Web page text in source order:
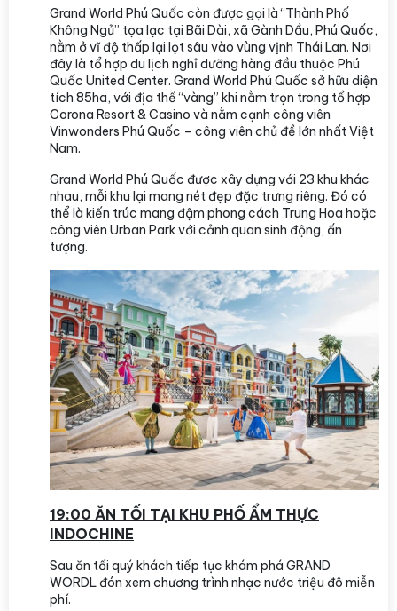
Grand World Phú Quốc còn được gọi là “Thành Phố
Không Ngủ” tọa lạc tại Bãi Dài, xã Gành Dầu, Phú Quốc,
nằm ở vĩ độ thấp lại lọt sâu vào vùng vịnh Thái Lan. Nơi
đây là tổ hợp du lịch nghỉ dưỡng hàng đầu thuộc Phú
Quốc United Center. Grand World Phú Quốc sở hữu diện
tích 85ha, với địa thế “vàng” khi nằm trọn trong tổ hợp
Corona Resort & Casino và nằm cạnh công viên
Vinwonders Phú Quốc – công viên chủ đề lớn nhất Việt
Nam.
Grand World Phú Quốc được xây dựng với 23 khu khác
nhau, mỗi khu lại mang nét đẹp đặc trưng riêng. Đó có
thể là kiến trúc mang đậm phong cách Trung Hoa hoặc
công viên Urban Park với cảnh quan sinh động, ấn
tượng.
19:00 ĂN TỐI TẠI KHU PHỐ ẨM THỰC
INDOCHINE
Sau ăn tối quý khách tiếp tục khám phá GRAND
WORDL đón xem chương trình nhạc nước triệu đô miễn
phí.